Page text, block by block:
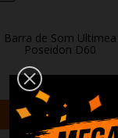
Barra de Som Ultimea
Poseidon D60
184,38 €
+ Adicionar